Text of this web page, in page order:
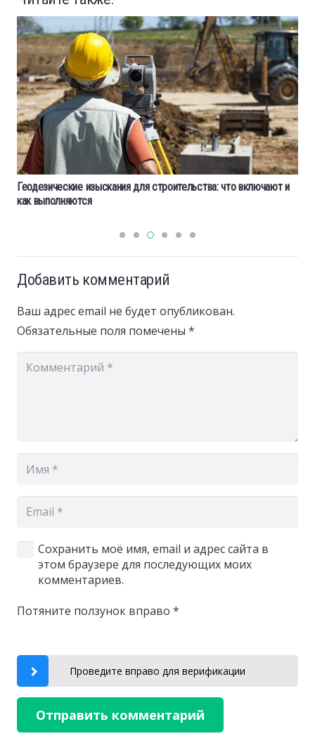
Геодезические изыскания для строительства: что включают и
как выполняются
Добавить комментарий
Ваш адрес email не будет опубликован.
Обязательные поля помечены *
Сохранить моё имя, email и адрес сайта в
этом браузере для последующих моих
комментариев.
Потяните ползунок вправо *
Проведите вправо для верификации
Отправить комментарий